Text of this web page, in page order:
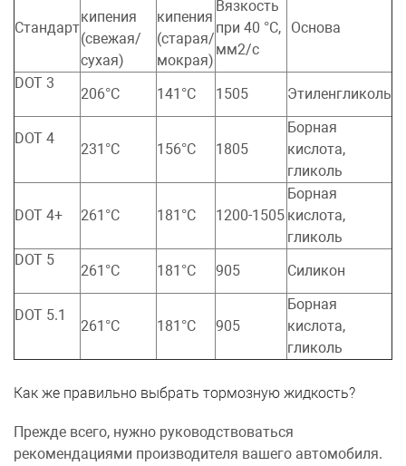
Стандарт
кипения
(свежая/
сухая)
кипения
(старая/
мокрая)
Вязкость
при 40 °C,
мм2/с
Основа
DOT 3
206°C 141°C 1505 Этиленгликоль
DOT 4
231°C 156°C 1805
Борная
кислота,
гликоль
DOT 4+ 261°C 181°C 1200-1505
Борная
кислота,
гликоль
DOT 5
261°C 181°C 905 Силикон
DOT 5.1
261°C 181°C 905
Борная
кислота,
гликоль
Как же правильно выбрать тормозную жидкость?
Прежде всего, нужно руководствоваться
рекомендациями производителя вашего автомобиля.